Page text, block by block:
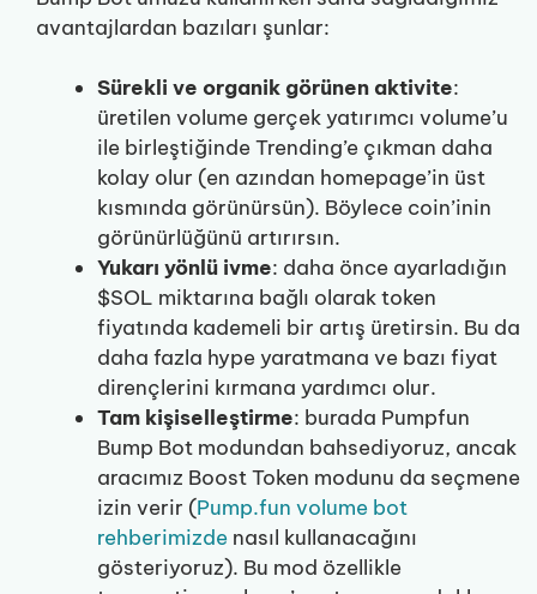
avantajlardan bazıları şunlar:
Sürekli ve organik görünen aktivite:
üretilen volume gerçek yatırımcı volume’u
ile birleştiğinde Trending’e çıkman daha
kolay olur (en azından homepage’in üst
kısmında görünürsün). Böylece coin’inin
görünürlüğünü artırırsın.
Yukarı yönlü ivme: daha önce ayarladığın
$SOL miktarına bağlı olarak token
fiyatında kademeli bir artış üretirsin. Bu da
daha fazla hype yaratmana ve bazı fiyat
dirençlerini kırmana yardımcı olur.
Tam kişiselleştirme: burada Pumpfun
Bump Bot modundan bahsediyoruz, ancak
aracımız Boost Token modunu da seçmene
izin verir (Pump.fun volume bot
rehberimizde nasıl kullanacağını
gösteriyoruz). Bu mod özellikle